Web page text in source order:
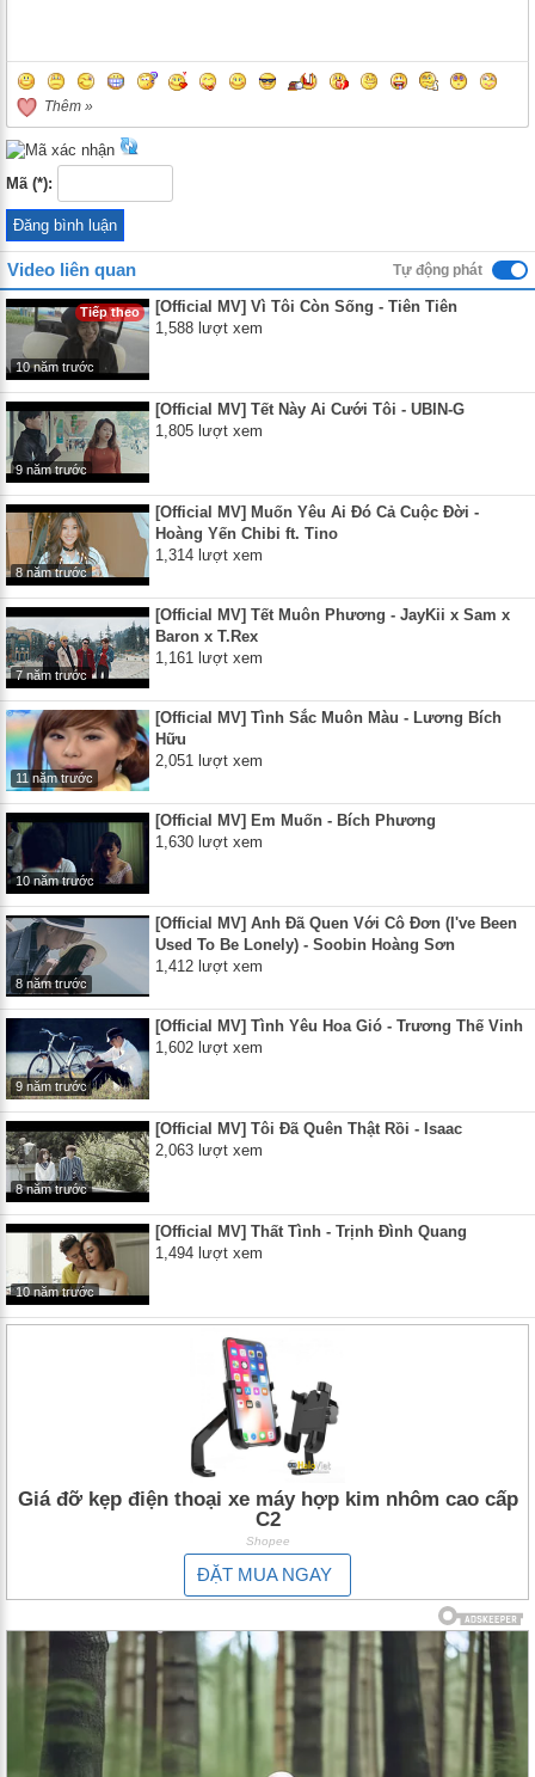
Thêm »
Mã (*):
Video liên quan Tự động phát
Tiếp theo
10 năm trước
[Official MV] Vì Tôi Còn Sống - Tiên Tiên
1,588 lượt xem
9 năm trước
[Official MV] Tết Này Ai Cưới Tôi - UBIN-G
1,805 lượt xem
8 năm trước
[Official MV] Muốn Yêu Ai Đó Cả Cuộc Đời -
Hoàng Yến Chibi ft. Tino
1,314 lượt xem
7 năm trước
[Official MV] Tết Muôn Phương - JayKii x Sam x
Baron x T.Rex
1,161 lượt xem
11 năm trước
[Official MV] Tình Sắc Muôn Màu - Lương Bích
Hữu
2,051 lượt xem
10 năm trước
[Official MV] Em Muốn - Bích Phương
1,630 lượt xem
8 năm trước
[Official MV] Anh Đã Quen Với Cô Đơn (I've Been
Used To Be Lonely) - Soobin Hoàng Sơn
1,412 lượt xem
9 năm trước
[Official MV] Tình Yêu Hoa Gió - Trương Thế Vinh
1,602 lượt xem
8 năm trước
[Official MV] Tôi Đã Quên Thật Rồi - Isaac
2,063 lượt xem
10 năm trước
[Official MV] Thất Tình - Trịnh Đình Quang
1,494 lượt xem
Giá đỡ kẹp điện thoại xe máy hợp kim nhôm cao cấp
C2
Shopee
ĐẶT MUA NGAY